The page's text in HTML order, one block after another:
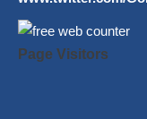
Page Visitors